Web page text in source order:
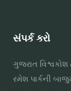
સંપર્ક કરો
ગુજરાત વિશ્વકોશ
રમેશ પાર્કની